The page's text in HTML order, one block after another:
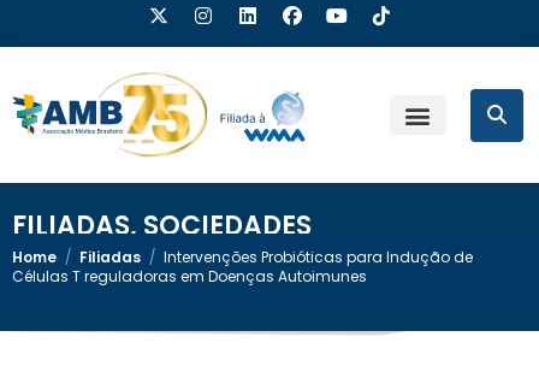
FILIADAS, SOCIEDADES
Home / Filiadas / Intervenções Probióticas para Indução de
Células T reguladoras em Doenças Autoimunes